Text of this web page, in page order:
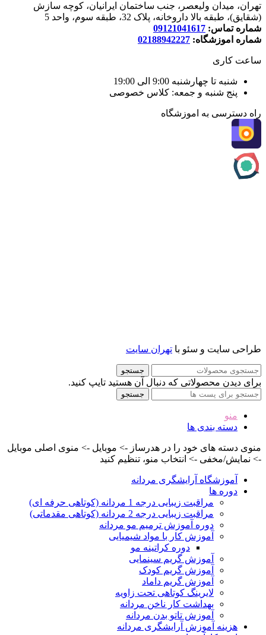
تهران، میدان ولیعصر، جنب ساختمان ایرانیان، کوچه سازش
(شقایق)، طبقه بالا داروخانه، پلاک 32، طبقه سوم، واحد 5
شماره تماس: 09121041617
شماره اموزشگاه: 02188942227
ساعت کاری
شنبه تا چهارشنبه 9:00 الی 19:00
پنج شنبه و جمعه: کلاس خصوصی
راه دسترسی به اموزشگاه
طراحی سایت و سئو با تهران سایت
جستجو
برای دیدن محصولاتی که دنبال آن هستید تایپ کنید.
جستجو
منو
دسته بندی ها
منوی دسته های خود را در هدرساز -> موبایل -> منوی اصلی موبایل
-> نمایش/مخفی -> انتخاب منو، تنظیم کنید
آموزشگاه آرایشگری مردانه
دوره ها
مراقبت زیبایی درجه 1 مردانه (کوتاهی حرفه ای)
مراقبت زیبایی درجه 2 مردانه (کوتاهی مقدماتی)
دوره آموزش ترمیم مو مردانه
آموزش کار با مواد شیمیایی
دوره کراتینه مو
آموزش گریم سینمایی
آموزش گریم کودک
آموزش گریم داماد
لایرینگ کوتاهی تحت زاویه
بهداشت کار ناخن مردانه
آموزش تاتو بدن مردانه
هزینه آموزش آرایشگری مردانه